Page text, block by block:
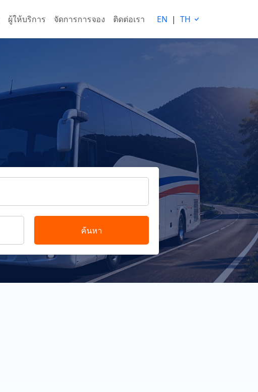
ผู้ให้บริการ จัดการการจอง ติดต่อเรา EN | TH
ค้นหา